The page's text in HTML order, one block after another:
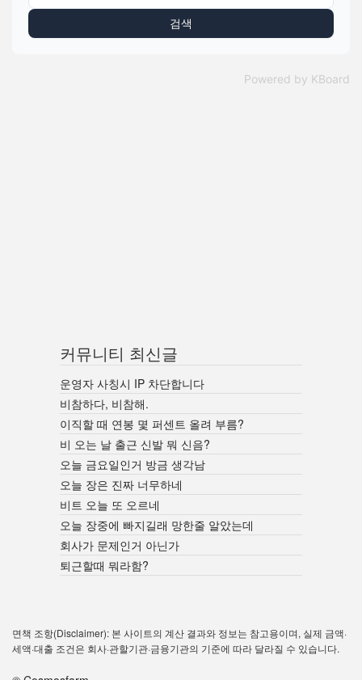
검색
Powered by KBoard
커뮤니티 최신글
운영자 사칭시 IP 차단합니다
비참하다, 비참해.
이직할 때 연봉 몇 퍼센트 올려 부름?
비 오는 날 출근 신발 뭐 신음?
오늘 금요일인거 방금 생각남
오늘 장은 진짜 너무하네
비트 오늘 또 오르네
오늘 장중에 빠지길래 망한줄 알았는데
회사가 문제인거 아닌가
퇴근할때 뭐라함?
면책 조항(Disclaimer): 본 사이트의 계산 결과와 정보는 참고용이며, 실제 금액·
세액·대출 조건은 회사·관할기관·금융기관의 기준에 따라 달라질 수 있습니다.